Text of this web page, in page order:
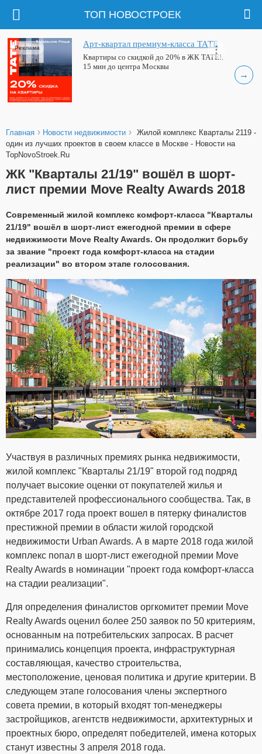
ТОП НОВОСТРОЕК
→
Арт-квартал премиум-класса ТАТЕ
Квартиры со скидкой до 20% в ЖК ТАТЕ!.
15 мин до центра Москвы
Реклама
Главная › Новости недвижимости › Жилой комплекс Кварталы 2119 -
один из лучших проектов в своем классе в Москве - Новости на
TopNovoStroek.Ru
ЖК "Кварталы 21/19" вошёл в шорт-
лист премии Move Realty Awards 2018
Современный жилой комплекс комфорт-класса "Кварталы
21/19" вошёл в шорт-лист ежегодной премии в сфере
недвижимости Move Realty Awards. Он продолжит борьбу
за звание "проект года комфорт-класса на стадии
реализации" во втором этапе голосования.
Участвуя в различных премиях рынка недвижимости,
жилой комплекс "Кварталы 21/19" второй год подряд
получает высокие оценки от покупателей жилья и
представителей профессионального сообщества. Так, в
октябре 2017 года проект вошел в пятерку финалистов
престижной премии в области жилой городской
недвижимости Urban Awards. А в марте 2018 года жилой
комплекс попал в шорт-лист ежегодной премии Move
Realty Awards в номинации "проект года комфорт-класса
на стадии реализации".
Для определения финалистов оргкомитет премии Move
Realty Awards оценил более 250 заявок по 50 критериям,
основанным на потребительских запросах. В расчет
принимались концепция проекта, инфраструктурная
составляющая, качество строительства,
местоположение, ценовая политика и другие критерии. В
следующем этапе голосования члены экспертного
совета премии, в который входят топ-менеджеры
застройщиков, агентств недвижимости, архитектурных и
проектных бюро, определят победителей, имена которых
станут известны 3 апреля 2018 года.